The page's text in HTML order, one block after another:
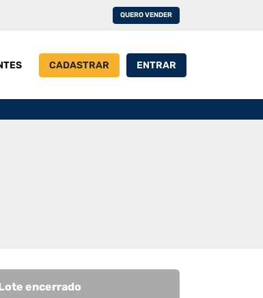
QUERO VENDER
CADASTRAR ENTRAR
encerrado